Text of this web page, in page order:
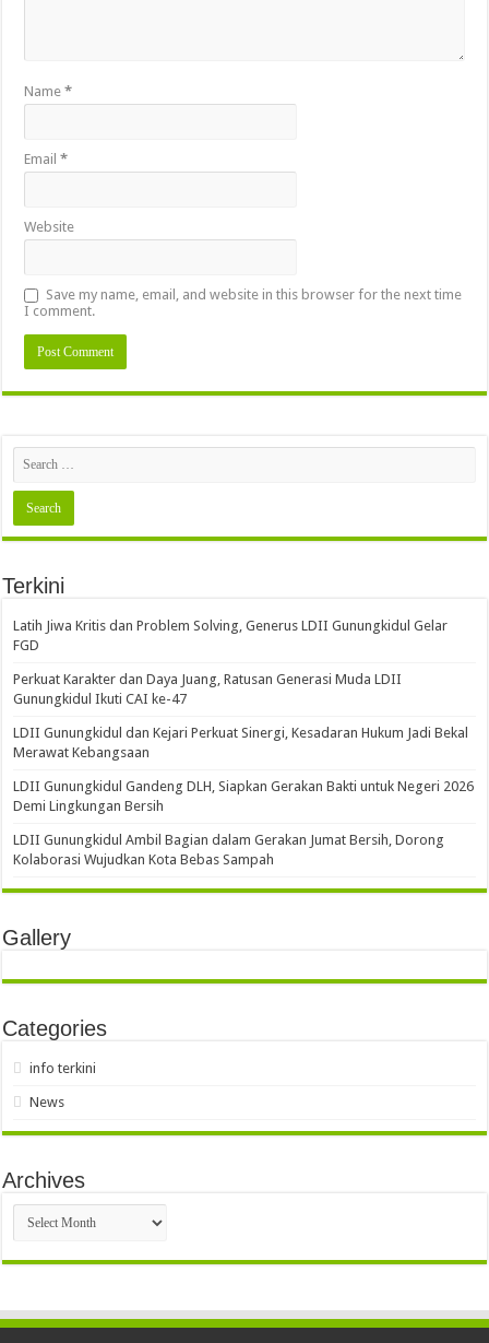
Name*
Email*
Website
Save my name, email, and website in this browser for the next time
I comment.
Terkini
Latih Jiwa Kritis dan Problem Solving, Generus LDII Gunungkidul Gelar
FGD
Perkuat Karakter dan Daya Juang, Ratusan Generasi Muda LDII
Gunungkidul Ikuti CAI ke-47
LDII Gunungkidul dan Kejari Perkuat Sinergi, Kesadaran Hukum Jadi Bekal
Merawat Kebangsaan
LDII Gunungkidul Gandeng DLH, Siapkan Gerakan Bakti untuk Negeri 2026
Demi Lingkungan Bersih
LDII Gunungkidul Ambil Bagian dalam Gerakan Jumat Bersih, Dorong
Kolaborasi Wujudkan Kota Bebas Sampah
Gallery
Categories
info terkini
News
Archives
Archives